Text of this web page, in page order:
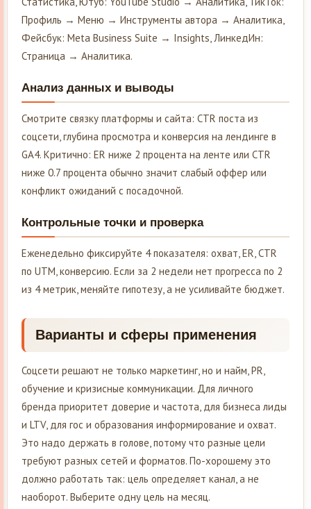
Профиль → Меню → Инструменты автора → Аналитика,
Фейсбук: Meta Business Suite → Insights, ЛинкедИн:
Страница → Аналитика.
Анализ данных и выводы
Смотрите связку платформы и сайта: CTR поста из
соцсети, глубина просмотра и конверсия на лендинге в
GA4. Критично: ER ниже 2 процента на ленте или CTR
ниже 0.7 процента обычно значит слабый оффер или
конфликт ожиданий с посадочной.
Контрольные точки и проверка
Еженедельно фиксируйте 4 показателя: охват, ER, CTR
по UTM, конверсию. Если за 2 недели нет прогресса по 2
из 4 метрик, меняйте гипотезу, а не усиливайте бюджет.
Варианты и сферы применения
Соцсети решают не только маркетинг, но и найм, PR,
обучение и кризисные коммуникации. Для личного
бренда приоритет доверие и частота, для бизнеса лиды
и LTV, для гос и образования информирование и охват.
Это надо держать в голове, потому что разные цели
требуют разных сетей и форматов. По-хорошему это
должно работать так: цель определяет канал, а не
наоборот. Выберите одну цель на месяц.